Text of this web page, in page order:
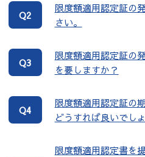
Q2
限度額適用認定証の
さい。
Q3
限度額適用認定証の
を要しますか？
Q4
限度額適用認定証の
どうすれば良いでし
限度額適用認定書を